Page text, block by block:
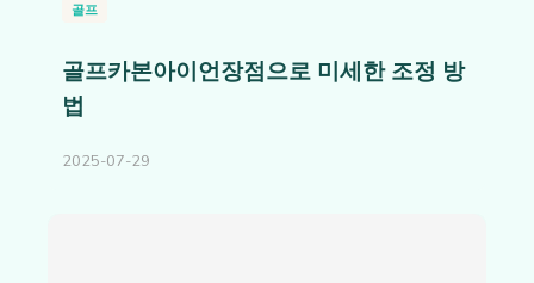
골프
골프카본아이언장점으로 미세한 조정 방
법
2025-07-29